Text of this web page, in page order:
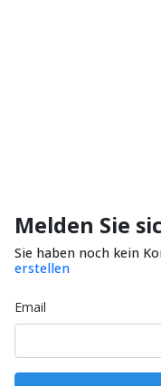
Melden Sie
Sie haben noch kein
erstellen
Email